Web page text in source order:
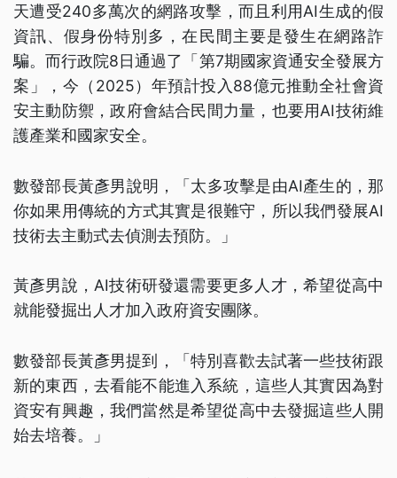
天遭受240多萬次的網路攻擊，而且利用AI生成的假
資訊、假身份特別多，在民間主要是發生在網路詐
騙。而行政院8日通過了「第7期國家資通安全發展方
案」，今（2025）年預計投入88億元推動全社會資
安主動防禦，政府會結合民間力量，也要用AI技術維
護產業和國家安全。
數發部長黃彥男說明，「太多攻擊是由AI產生的，那
你如果用傳統的方式其實是很難守，所以我們發展AI
技術去主動式去偵測去預防。」
黃彥男說，AI技術研發還需要更多人才，希望從高中
就能發掘出人才加入政府資安團隊。
數發部長黃彥男提到，「特別喜歡去試著一些技術跟
新的東西，去看能不能進入系統，這些人其實因為對
資安有興趣，我們當然是希望從高中去發掘這些人開
始去培養。」